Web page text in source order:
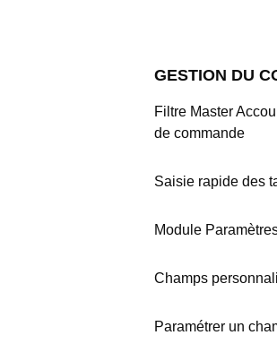
GESTION DU
Filtre Master
de commande
Saisie rapide des
Module
Champs
Paramétrer un